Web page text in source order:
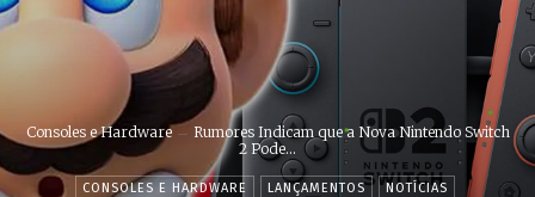
Consoles e Hardware
Rumores Indicam que a Nova Nintendo Switch
2 Pode...
CONSOLES E HARDWARE LANÇAMENTOS NOTÍCIAS